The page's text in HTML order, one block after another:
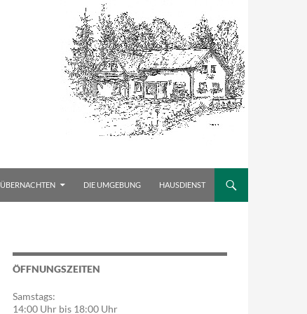
ÜBERNACHTEN DIE UMGEBUNG HAUSDIENST
ÖFFNUNGSZEITEN
Samstags:
14:00 Uhr bis 18:00 Uhr